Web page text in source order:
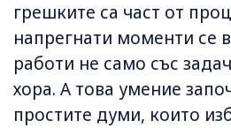
грешките са част от
напрегнати моменти се
работи не само със
хора. А това умение
простите думи, които